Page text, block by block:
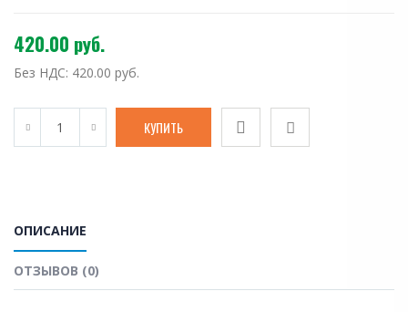
420.00 руб.
Без НДС: 420.00 руб.
ОПИСАНИЕ
ОТЗЫВОВ (0)